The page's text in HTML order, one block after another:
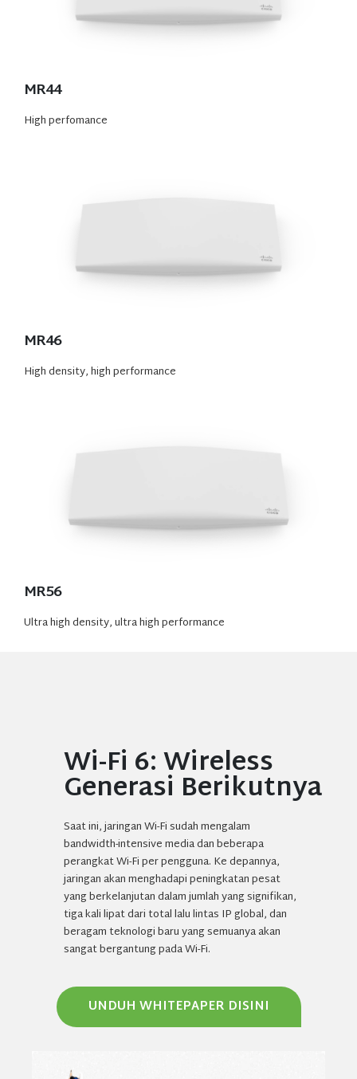
MR44
High perfomance
MR46
High density, high performance
MR56
Ultra high density, ultra high performance
Wi-Fi 6: Wireless
Generasi Berikutnya
Saat ini, jaringan Wi-Fi sudah mengalam
bandwidth-intensive media dan beberapa
perangkat Wi-Fi per pengguna. Ke depannya,
jaringan akan menghadapi peningkatan pesat
yang berkelanjutan dalam jumlah yang signifikan,
tiga kali lipat dari total lalu lintas IP global, dan
beragam teknologi baru yang semuanya akan
sangat bergantung pada Wi-Fi.
UNDUH WHITEPAPER DISINI